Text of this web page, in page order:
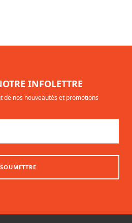
INFOLETTRE
de nos nouveautés et promotions
SOUMETTRE